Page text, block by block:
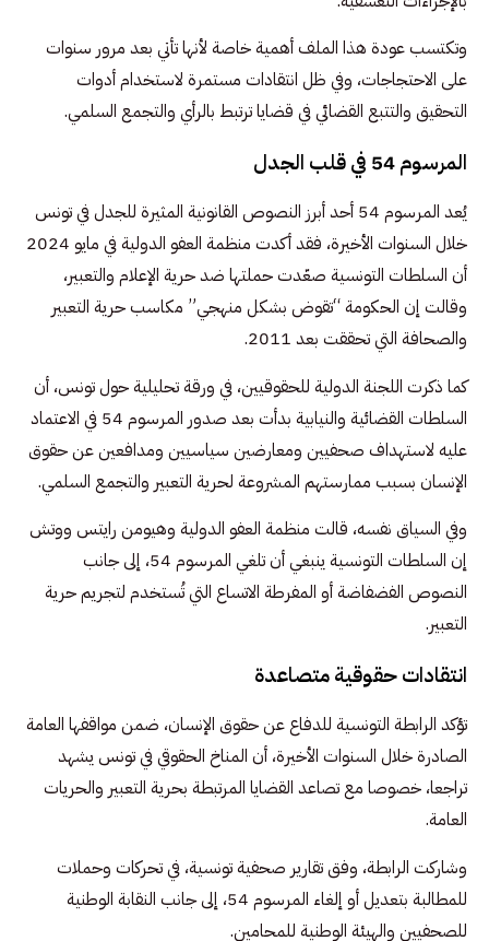
وتكتسب عودة هذا الملف أهمية خاصة لأنها تأتي بعد مرور سنوات
على الاحتجاجات، وفي ظل انتقادات مستمرة لاستخدام أدوات
التحقيق والتتبع القضائي في قضايا ترتبط بالرأي والتجمع السلمي.
المرسوم 54 في قلب الجدل
يُعد المرسوم 54 أحد أبرز النصوص القانونية المثيرة للجدل في تونس
خلال السنوات الأخيرة، فقد أكدت منظمة العفو الدولية في مايو 2024
أن السلطات التونسية صعّدت حملتها ضد حرية الإعلام والتعبير،
وقالت إن الحكومة “تقوض بشكل منهجي” مكاسب حرية التعبير
والصحافة التي تحققت بعد 2011.
كما ذكرت اللجنة الدولية للحقوقيين، في ورقة تحليلية حول تونس، أن
السلطات القضائية والنيابية بدأت بعد صدور المرسوم 54 في الاعتماد
عليه لاستهداف صحفيين ومعارضين سياسيين ومدافعين عن حقوق
الإنسان بسبب ممارستهم المشروعة لحرية التعبير والتجمع السلمي.
وفي السياق نفسه، قالت منظمة العفو الدولية وهيومن رايتس ووتش
إن السلطات التونسية ينبغي أن تلغي المرسوم 54، إلى جانب
النصوص الفضفاضة أو المفرطة الاتساع التي تُستخدم لتجريم حرية
التعبير.
انتقادات حقوقية متصاعدة
تؤكد الرابطة التونسية للدفاع عن حقوق الإنسان، ضمن مواقفها العامة
الصادرة خلال السنوات الأخيرة، أن المناخ الحقوقي في تونس يشهد
تراجعا، خصوصا مع تصاعد القضايا المرتبطة بحرية التعبير والحريات
العامة.
وشاركت الرابطة، وفق تقارير صحفية تونسية، في تحركات وحملات
للمطالبة بتعديل أو إلغاء المرسوم 54، إلى جانب النقابة الوطنية
للصحفيين والهيئة الوطنية للمحامين.